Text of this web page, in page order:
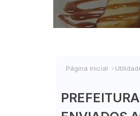
Página inicial